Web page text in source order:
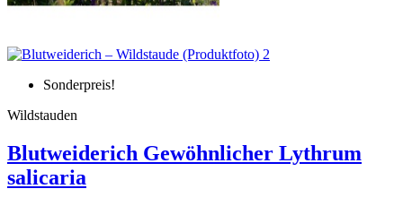
Sonderpreis!
Wildstauden
Blutweiderich Gewöhnlicher Lythrum
salicaria